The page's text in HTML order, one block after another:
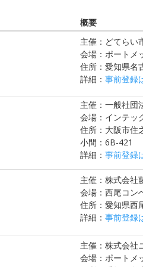
概要
主催：どてらい
会場：ポートメ
住所：愛知県名
詳細： 事前登録
主催：一般社団
会場：インテッ
住所：大阪市住
小間：6B-421
詳細： 事前登録
主催：株式会社
会場：西尾コン
住所：愛知県西
詳細： 事前登録
主催：株式会社
会場：ポートメ